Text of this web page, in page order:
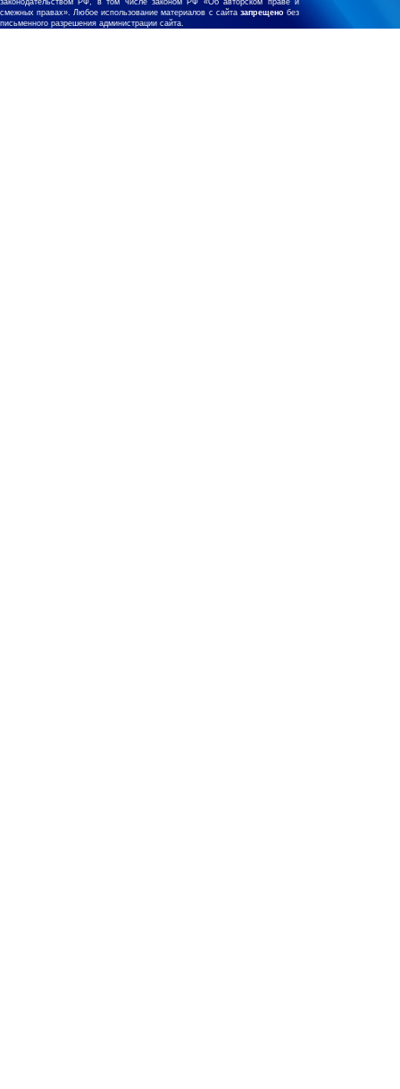
законодательством РФ, в том числе законом РФ «Об авторском праве и
смежных правах». Любое использование материалов с сайта запрещенобез
письменного разрешения администрации сайта.